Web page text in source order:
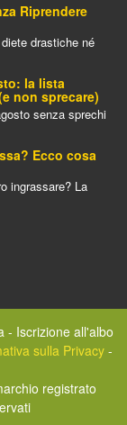
Riprendere
drastiche né
la lista
non sprecare)
senza sprechi
Ecco cosa
ingrassare? La
- Iscrizione all'albo
sulla Privacy-
registrato